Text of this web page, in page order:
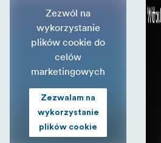
Zezwól na
wykorzystanie
plików cookie do
celów
marketingowych
Zezwalam na
wykorzystanie
plików cookie